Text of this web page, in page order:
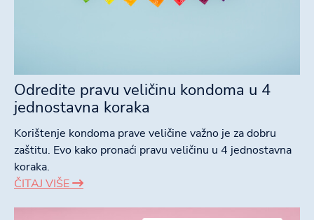
Odredite pravu veličinu kondoma u 4
jednostavna koraka
Korištenje kondoma prave veličine važno je za dobru
zaštitu. Evo kako pronaći pravu veličinu u 4 jednostavna
koraka.
ČITAJ VIŠE